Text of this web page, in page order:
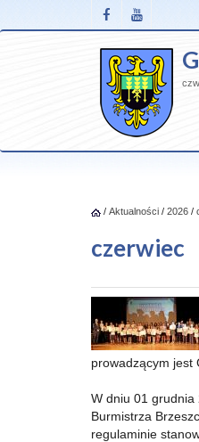
/ Aktualności / 2026 /
czerwiec
prowadzącym jest
W dniu 01 grudnia
Burmistrza
regulaminie